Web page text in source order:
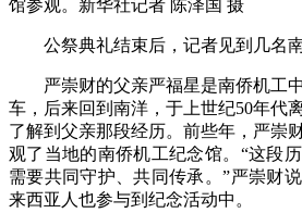
馆参观。新华社记者 陈泽国 摄
公祭典礼结束后，记者见到几名南
严崇财的父亲严福星是南侨机工
车，后来回到南洋，于上世纪50年代
了解到父亲那段经历。前些年，严崇
观了当地的南侨机工纪念馆。“这段
需要共同守护、共同传承。”严崇财
来西亚人也参与到纪念活动中。